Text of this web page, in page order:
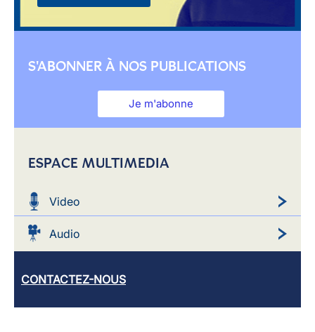
S'ABONNER À NOS PUBLICATIONS
Je m'abonne
ESPACE MULTIMEDIA
Video
Audio
CONTACTEZ-NOUS